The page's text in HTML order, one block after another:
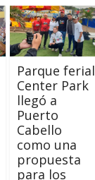
Parque ferial
Center Park
llegó a
Puerto
Cabello
como una
propuesta
para los